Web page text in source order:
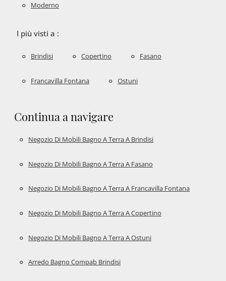
Moderno
I più visti a :
Brindisi Copertino Fasano
Francavilla Fontana Ostuni
Continua a navigare
Negozio Di Mobili Bagno A Terra A Brindisi
Negozio Di Mobili Bagno A Terra A Fasano
Negozio Di Mobili Bagno A Terra A Francavilla Fontana
Negozio Di Mobili Bagno A Terra A Copertino
Negozio Di Mobili Bagno A Terra A Ostuni
Arredo Bagno Compab Brindisi